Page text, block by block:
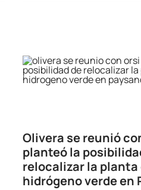
Olivera se reunió
planteó la
relocalizar la planta
hidrógeno verde en